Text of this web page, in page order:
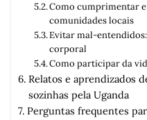
Como cumprimentar
comunidades locais
Evitar mal-
corporal
Como participar da
Relatos e aprendizados
sozinhas pela Uganda
Perguntas frequentes